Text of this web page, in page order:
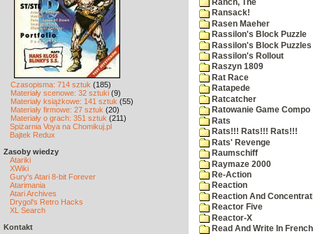
Czasopisma: 714 sztuk (185)
Materiały scenowe: 32 sztuki (9)
Materiały książkowe: 141 sztuk (55)
Materiały firmowe: 27 sztuk (20)
Materiały o grach: 351 sztuk (211)
Spiżarnia Voya na Chomikuj.pl
Bajtek Redux
Zasoby wiedzy
Atariki
XWiki
Gury's Atari 8-bit Forever
Atarimania
Atari Archives
Drygol's Retro Hacks
XL Search
Kontakt
Ranch, The
Ransack!
Rasen Maeher
Rassilon's Block Puzzle
Rassilon's Block Puzzles
Rassilon's Rollout
Raszyn 1809
Rat Race
Ratapede
Ratcatcher
Ratowanie Game Compo
Rats
Rats!!! Rats!!! Rats!!!
Rats' Revenge
Raumschiff
Raymaze 2000
Re-Action
Reaction
Reaction And
Reactor Five
Reactor-X
Read And Write In